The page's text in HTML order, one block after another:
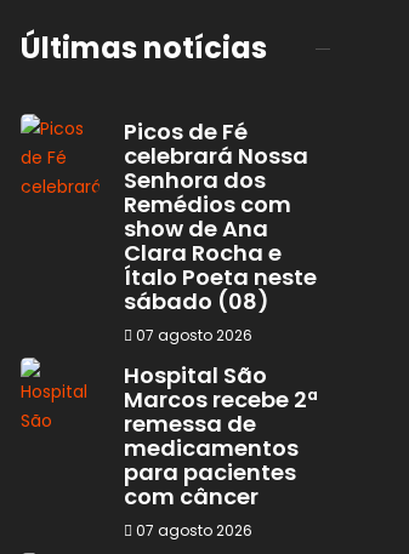
Últimas notícias
Picos de Fé
celebrará Nossa
Senhora dos
Remédios com
show de Ana
Clara Rocha e
Ítalo Poeta neste
sábado (08)
07 agosto 2026
Hospital São
Marcos recebe 2ª
remessa de
medicamentos
para pacientes
com câncer
07 agosto 2026